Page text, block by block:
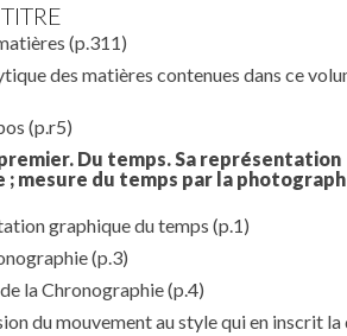
(p.311)
des matières contenues dans ce
(p.r5)
Du temps. Sa représentation
; mesure du temps par la
graphique du temps (p.1)
(p.3)
la Chronographie(p.4)
du mouvement au style qui en inscrit la